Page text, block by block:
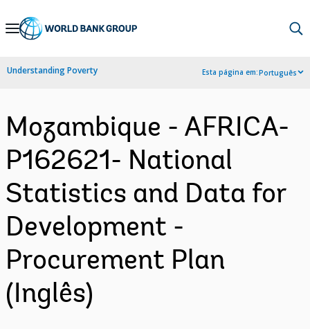
Skip
Navigation
Understanding Poverty Esta página em:Português
Mozambique - AFRICA-
P162621- National
Statistics and Data for
Development -
Procurement Plan
(Inglês)